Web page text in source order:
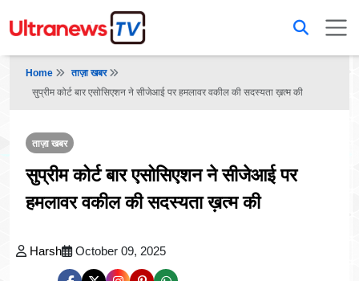
Home
ताज़ा खबर
सुप्रीम कोर्ट बार एसोसिएशन ने सीजेआई पर हमलावर वकील की सदस्यता ख़त्म की
ताज़ा खबर
सुप्रीम कोर्ट बार एसोसिएशन ने सीजेआई पर
हमलावर वकील की सदस्यता ख़त्म की
Harsh October 09, 2025